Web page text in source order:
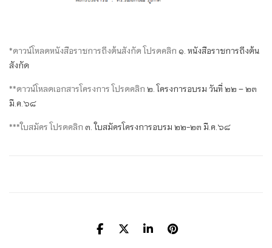
*ดาวน์โหลดหนังสือราชการถึงต้นสังกัด โปรดคลิก ๑. หนังสือราชการถึงต้น
สังกัด
**ดาวน์โหลดเอกสารโครงการ โปรดคลิก๒. โครงการอบรม วันที่ ๒๒ – ๒๓
มี.ค.๖๘
***ใบสมัคร โปรดคลิก ๓. ใบสมัครโครงการอบรม ๒๒-๒๓ มี.ค.๖๘